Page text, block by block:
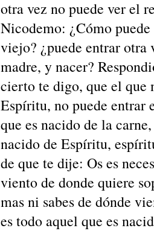
otra vez no puede ver el
Nicodemo: ¿Cómo
viejo? ¿puede entrar otra
madre, y nacer?
cierto te digo, que el que
Espíritu, no puede entrar
que es nacido de la
nacido de Espíritu,
de que te dije: Os es
viento de donde quiere
mas ni sabes de dónde
es todo aquel que es